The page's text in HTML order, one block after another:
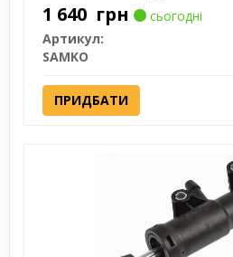
1 640 грн
сьогодні
Артикул:
SAMKO
ПРИДБАТИ